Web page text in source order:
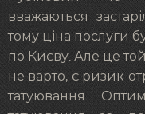
вважаються
тому ціна послуги
по Києву. Але це
не варто, є ризик
татуювання.